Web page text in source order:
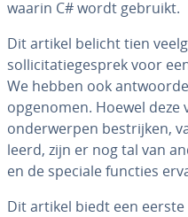
waarin C# wordt gebruikt.
Dit artikel belicht tien
sol­li­ci­ta­tie­ge­sprek voor
We hebben ook
opgenomen. Hoewel deze
on­der­wer­pen be­strij­ken,
leerd, zijn er nog tal van
en de speciale functies
Dit artikel biedt een